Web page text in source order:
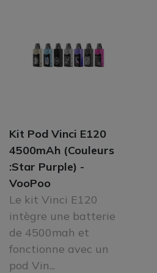
Kit Pod Vinci E120
4500mAh (Couleurs
:Star Purple) -
VooPoo
Le kit Vinci E120
intègre une batterie
de 4500mah et
fonctionne avec un
pod Vin...